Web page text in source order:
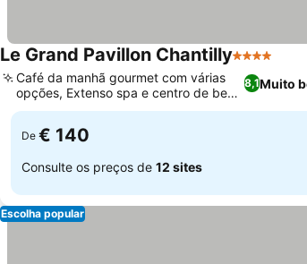
Le Grand Pavillon Chantilly4 Estrelas
8,1Muito
Café da manhã gourmet com várias
opções, Extenso spa e centro de bem-
estar
De € 140
Consulte os preços de 12 sites
Escolha popular